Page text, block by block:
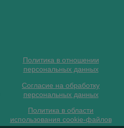
Политика в отношении
персональных данных
Согласие на обработку
персональных данных
Политика в области
использования cookie-файлов